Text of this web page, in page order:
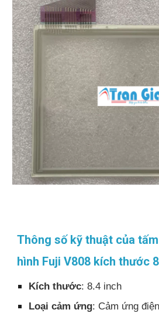
Thông số kỹ thuật của
hình Fuji V808 kích thước
Kích thước: 8.4 inch
Loại cảm ứng: Cảm ứng